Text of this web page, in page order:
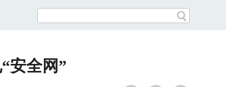
安全网”